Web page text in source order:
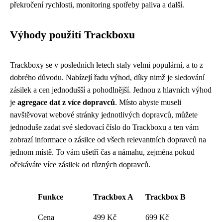
překročení rychlosti, monitoring spotřeby paliva a další.
Výhody použití Trackboxu
Trackboxy se v posledních letech staly velmi populární, a to z
dobrého důvodu. Nabízejí řadu výhod, díky nimž je sledování
zásilek a cen jednodušší a pohodlnější. Jednou z hlavních výhod
je agregace dat z více dopravců. Místo abyste museli
navštěvovat webové stránky jednotlivých dopravců, můžete
jednoduše zadat své sledovací číslo do Trackboxu a ten vám
zobrazí informace o zásilce od všech relevantních dopravců na
jednom místě. To vám ušetří čas a námahu, zejména pokud
očekáváte více zásilek od různých dopravců.
Funkce Trackbox A Trackbox B
Cena 499 Kč 699 Kč